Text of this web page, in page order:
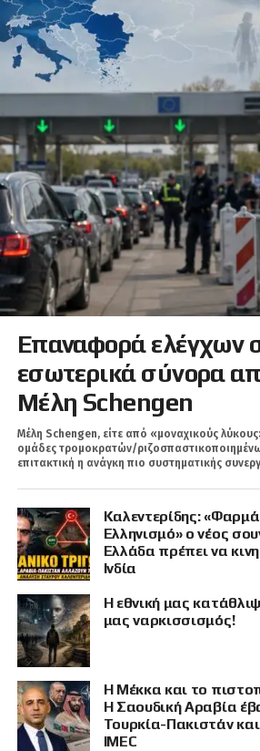
Επαναφορά ελέγχων
εσωτερικά σύνορα
Μέλη Schengen
Μέλη Schengen, είτε από «μοναχικούς
ομάδες τρομοκρατών/
επιτακτική η ανάγκη πιο συστηματικής
Καλεντερίδης:
Ελληνισμό» ο νέος
Ελλάδα πρέπει να
Ινδία
Η εθνική μας
μας ναρκισσισμός!
Η Μέκκα και το
Η Σαουδική Αραβία
Τουρκία-Πακιστάν
IMEC